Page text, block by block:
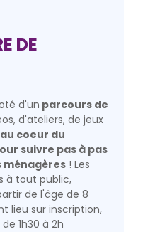
DE
d'un parcours de
d'ateliers, de jeux
coeur du
suivre pas à pas
! Les
à tout public,
de l'âge de 8
lieu sur inscription,
1h30 à 2h